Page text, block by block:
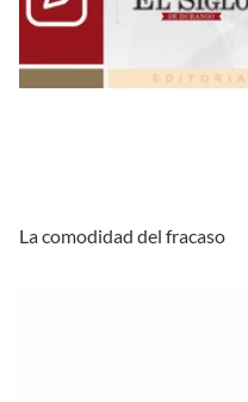
La comodidad del fracaso